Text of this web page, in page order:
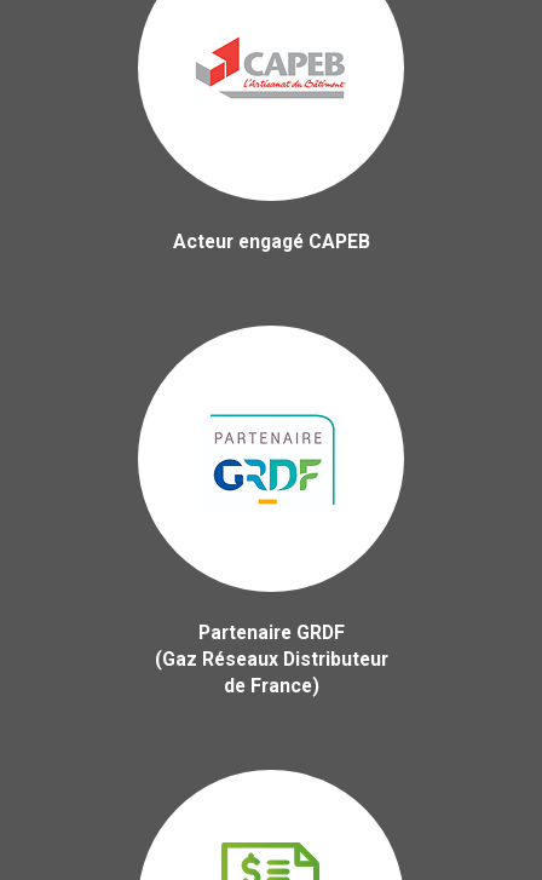
Acteur engagé CAPEB
Partenaire GRDF
(Gaz Réseaux Distributeur
de France)